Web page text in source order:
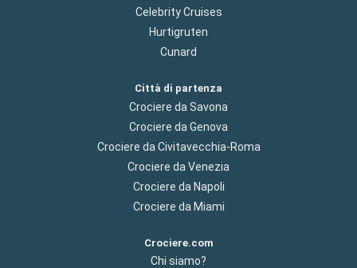
Celebrity Cruises
Hurtigruten
Cunard
Città di partenza
Crociere da Savona
Crociere da Genova
Crociere da Civitavecchia-Roma
Crociere da Venezia
Crociere da Napoli
Crociere da Miami
Crociere.com
Chi siamo?